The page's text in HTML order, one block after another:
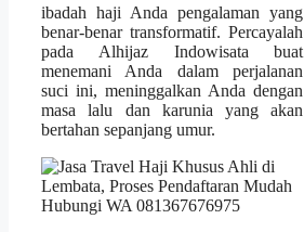
ibadah haji Anda pengalaman yang
benar-benar transformatif. Percayalah
pada Alhijaz Indowisata buat
menemani Anda dalam perjalanan
suci ini, meninggalkan Anda dengan
masa lalu dan karunia yang akan
bertahan sepanjang umur.